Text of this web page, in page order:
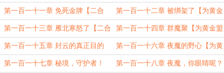
一】 黄金盟主wise海晨加更65、66】
第一百一十一章 免死金牌【二合
一】
第一百一十二章 被绑架了【为黄金
盟主wise海晨加更67、68】
第一百一十三章 雁北寒怒了【二合
一】
第一百一十四章 群魔聚【为黄金盟
主wise海晨加更69、70】
第一百一十五章 封云的真正目的
【二合一】
第一百一十六章 夜魔的野心【为黄
金盟主wise海晨加更71、72】
第一百一十七章 秘境，守护者！ 第一百一十八章 夜魔，你眼睛呢？